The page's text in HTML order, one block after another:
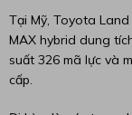
Tại Mỹ, Toyota
MAX hybrid dung
suất 326 mã lực và
cấp.